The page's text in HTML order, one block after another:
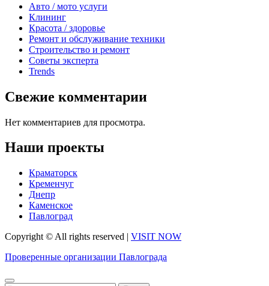
Авто / мото услуги
Клининг
Красота / здоровье
Ремонт и обслуживание техники
Строительство и ремонт
Советы эксперта
Trends
Свежие комментарии
Нет комментариев для просмотра.
Наши проекты
Краматорск
Кременчуг
Днепр
Каменское
Павлоград
Copyright © All rights reserved | VISIT NOW
Проверенные организации Павлограда